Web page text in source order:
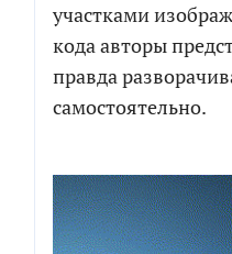
участками
кода авторы
правда
самостоятельно.